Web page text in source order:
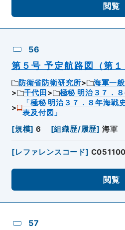
閲覧
56
第５号 予定航路図（第１
防衛省防衛研究所 海軍一
千代田
極秘 明治３７．
「極秘 明治３７．８年海戦
表及付図」
[規模] 6 [組織歴/履歴] 海軍
[レファレンスコード]
閲覧
57